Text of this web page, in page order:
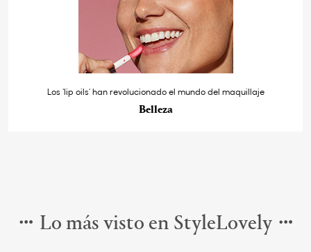
Los ‘lip oils’ han revolucionado el mundo del maquillaje
Belleza
Lo más visto en StyleLovely